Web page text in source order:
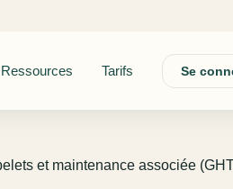
Ressources Tarifs Se
et maintenance associée